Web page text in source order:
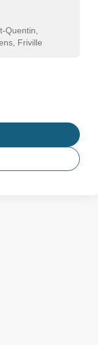
Quentin,
Friville